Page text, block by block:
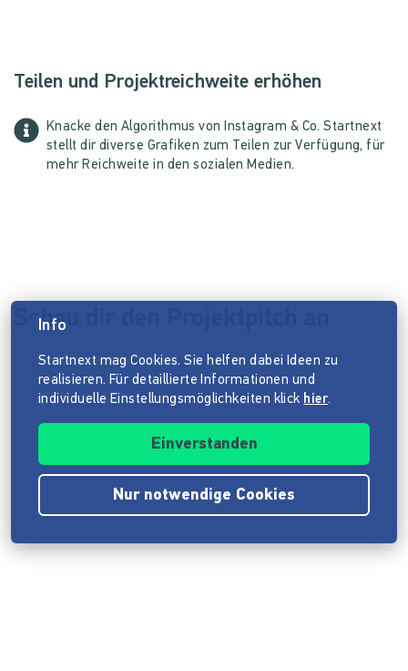
Teilen und Projektreichweite erhöhen
Knacke den Algorithmus von Instagram & Co. Startnext
stellt dir diverse Grafiken zum Teilen zur Verfügung, für
mehr Reichweite in den sozialen Medien.
Schau dir den Projektpitch an
Datenschutzhinweis
Info
Startnext mag Cookies. Sie helfen dabei Ideen zu
realisieren. Für detaillierte Informationen und
individuelle Einstellungsmöglichkeiten klick hier.
Einverstanden
Nur notwendige Cookies